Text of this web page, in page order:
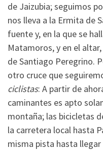
de Jaizubia; seguimos
nos lleva a la Ermita de
fuente y, en la que se
Matamoros, y en el
de Santiago Peregrino.
otro cruce que
ciclistas: A partir de
caminantes es apto
montaña; las bicicletas
la carretera local hasta
misma pista hasta llegar